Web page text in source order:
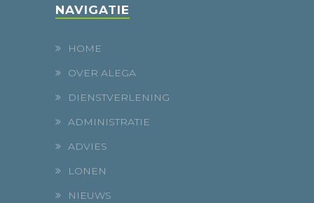
NAVIGATIE
HOME
OVER ALEGA
DIENSTVERLENING
ADMINISTRATIE
ADVIES
LONEN
NIEUWS